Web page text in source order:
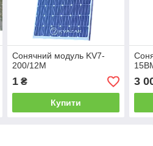
Сонячний модуль KV7-
200/12М
1₴
Купити
3